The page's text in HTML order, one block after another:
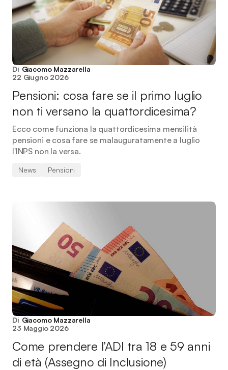
Di Giacomo Mazzarella
22 Giugno 2026
Pensioni: cosa fare se il primo luglio
non ti versano la quattordicesima?
Ecco come funziona la quattordicesima mensilità
pensioni e cosa fare se malauguratamente a luglio
l'INPS non la versa.
News Pensioni
Di Giacomo Mazzarella
23 Maggio 2026
Come prendere l’ADI tra 18 e 59 anni
di età (Assegno di Inclusione)